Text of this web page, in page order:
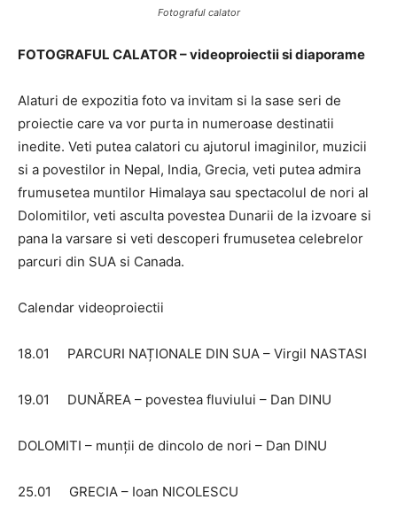
Fotograful calator
FOTOGRAFUL CALATOR – videoproiectii si diaporame
Alaturi de expozitia foto va invitam si la sase seri de
proiectie care va vor purta in numeroase destinatii
inedite. Veti putea calatori cu ajutorul imaginilor, muzicii
si a povestilor in Nepal, India, Grecia, veti putea admira
frumusetea muntilor Himalaya sau spectacolul de nori al
Dolomitilor, veti asculta povestea Dunarii de la izvoare si
pana la varsare si veti descoperi frumusetea celebrelor
parcuri din SUA si Canada.
Calendar videoproiectii
18.01 PARCURI NAȚIONALE DIN SUA – Virgil NASTASI
19.01 DUNĂREA – povestea fluviului – Dan DINU
DOLOMITI – munții de dincolo de nori – Dan DINU
25.01 GRECIA – Ioan NICOLESCU